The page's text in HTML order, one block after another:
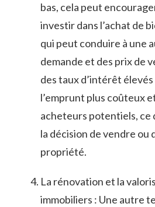
bas, cela peut
investir ‌dans l’achat de
qui peut ⁤conduire à une
demande ⁢et des ⁣prix de
des taux d’intérêt
l’emprunt⁣ plus coûteux
acheteurs potentiels,
la décision de vendre ou
propriété.
La rénovation ⁣et⁤ la⁣
immobiliers ​: Une ‌autre